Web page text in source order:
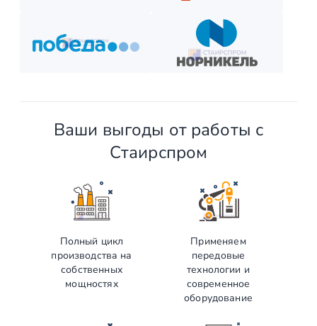
Ваши выгоды от работы с
Стаирспром
Полный цикл
производства на
собственных
мощностях
Применяем
передовые
технологии и
современное
оборудование